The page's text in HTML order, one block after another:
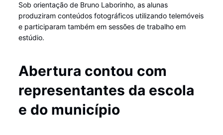
Sob orientação de Bruno Laborinho, as alunas
produziram conteúdos fotográficos utilizando telemóveis
e participaram também em sessões de trabalho em
estúdio.
Abertura contou com
representantes da escola
e do município